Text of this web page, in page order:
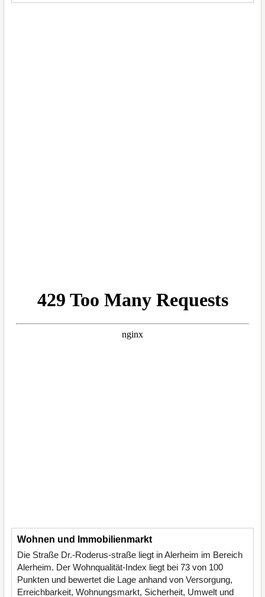
Wohnen und Immobilienmarkt
Die Straße Dr.-Roderus-straße liegt in Alerheim im Bereich
Alerheim. Der Wohnqualität-Index liegt bei 73 von 100
Punkten und bewertet die Lage anhand von Versorgung,
Erreichbarkeit, Wohnungsmarkt, Sicherheit, Umwelt und